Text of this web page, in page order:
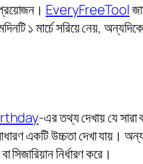
EveryFreeTool
১ মার্চে সরিয়ে নেয়,
-এর তথ্য দেখায় যে সারা
একটি উচ্চতা দেখা যায়।
নির্ধারণ করে।